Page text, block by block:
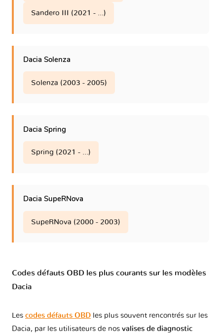
Sandero III (2021 - ...)
Dacia Solenza
Solenza (2003 - 2005)
Dacia Spring
Spring (2021 - ...)
Dacia SupeRNova
SupeRNova (2000 - 2003)
Codes défauts OBD les plus courants sur les modèles
Dacia
Les codes défauts OBD les plus souvent rencontrés sur les
Dacia, par les utilisateurs de nos valises de diagnostic